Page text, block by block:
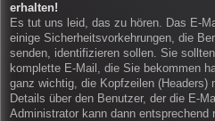
erhalten!
Es tut uns leid, das zu hören. Das E-
einige Sicherheitsvorkehrungen, die
senden, identifizieren sollen. Sie
komplette E-Mail, die Sie bekommen
ganz wichtig, die Kopfzeilen
Details über den Benutzer, der die E-
Administrator kann dann entsprechend